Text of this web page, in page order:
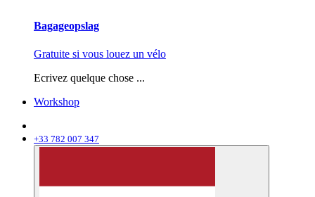
Bagageopslag
Gratuite si vous louez un vélo
Ecrivez quelque chose ...
Workshop
+33 782 007 347